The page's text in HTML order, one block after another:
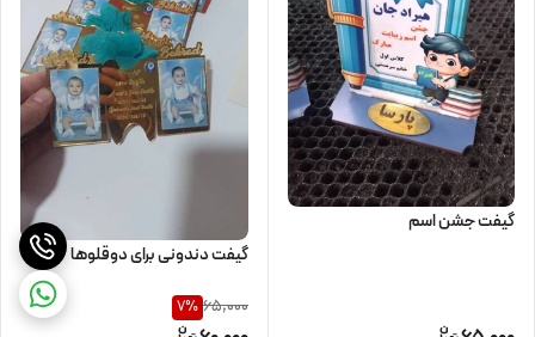
گیفت جشن اسم
گیفت دندونی برای دوقلوها
65,000
7%